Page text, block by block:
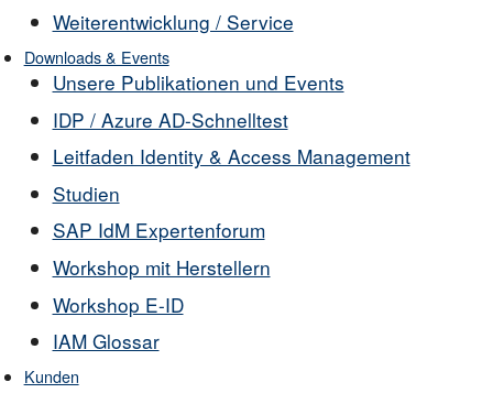
Weiterentwicklung / Service
Downloads & Events
Unsere Publikationen und Events
IDP / Azure AD-Schnelltest
Leitfaden Identity & Access Management
Studien
SAP IdM Expertenforum
Workshop mit Herstellern
Workshop E-ID
IAM Glossar
Kunden